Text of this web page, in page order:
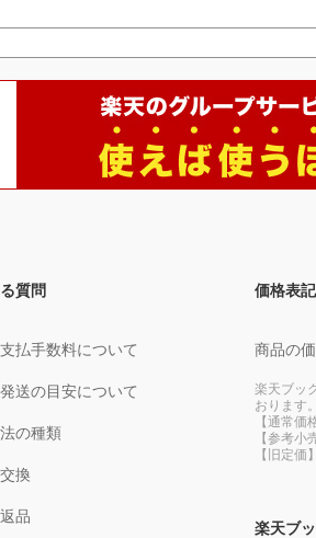
質問
払手数料について
送の目安について
の種類
換
品
価格表
商品の
楽天ブッ
おります
【通常価
【参考小
【旧定価
楽天ブ